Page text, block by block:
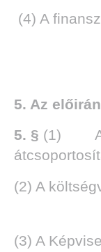
(4) A
5. Az
5. § (1) Az
(2) A
(3) A